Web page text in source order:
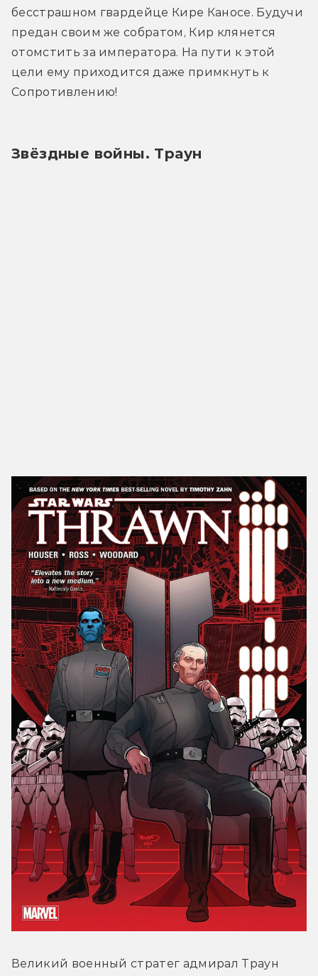
бесстрашном гвардейце Кире Каносе. Будучи
предан своим же собратом, Кир клянется
отомстить за императора. На пути к этой
цели ему приходится даже примкнуть к
Сопротивлению!
Звёздные войны. Траун
Великий военный стратег адмирал Траун